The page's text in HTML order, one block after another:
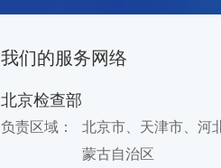
我们的服务网络
北京检查部
负责区域：
北京市、天津市、河
蒙古自治区